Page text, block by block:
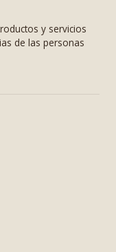
y servicios
de las personas